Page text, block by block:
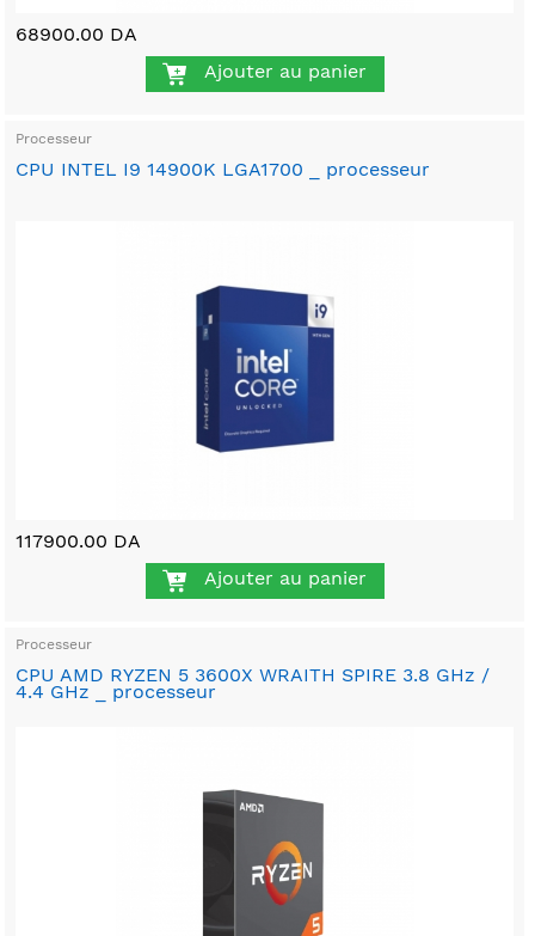
68900.00 DA
Ajouter au panier
Processeur
CPU INTEL I9 14900K LGA1700 _ processeur
117900.00 DA
Ajouter au panier
Processeur
CPU AMD RYZEN 5 3600X WRAITH SPIRE 3.8 GHz /
4.4 GHz _ processeur